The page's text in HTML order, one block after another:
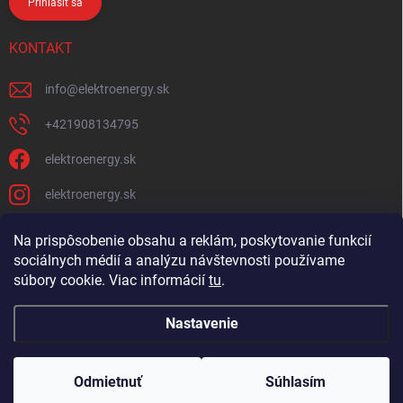
Na prispôsobenie obsahu a reklám, poskytovanie funkcií
sociálnych médií a analýzu návštevnosti používame
súbory cookie. Viac informácií tu.
Nastavenie
Odmietnuť Súhlasím
Prihlásiť sa
KONTAKT
info@elektroenergy.sk
+421908134795
elektroenergy.sk
elektroenergy.sk
Podmienky ochrany osobných údajov
Kontakty
Obchodné podmienky
Copyright 2026Elektroenergy. Všetky práva vyhradené.Upraviť nastavenie